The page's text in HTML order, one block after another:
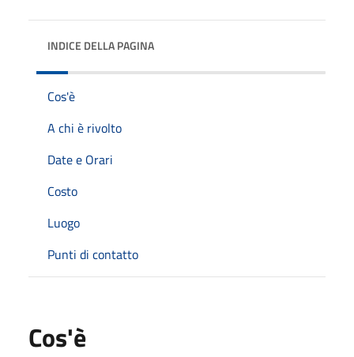
INDICE DELLA PAGINA
Cos'è
A chi è rivolto
Date e Orari
Costo
Luogo
Punti di contatto
Cos'è